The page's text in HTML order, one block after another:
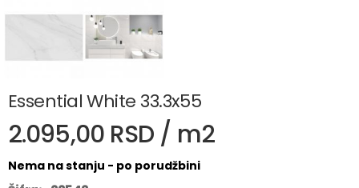
Essential White 33.3x55
2.095,00 RSD / m2
Nema na stanju - po porudžbini